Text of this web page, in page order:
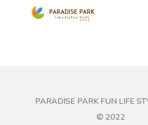
PARADISE PARK FUN LIFE
© 2022